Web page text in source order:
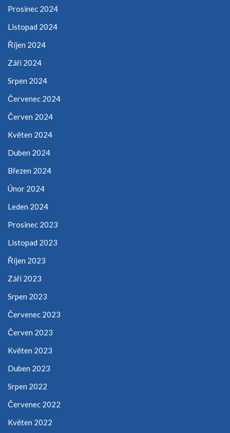
Prosinec 2024
Listopad 2024
Říjen 2024
Září 2024
Srpen 2024
Červenec 2024
Červen 2024
Květen 2024
Duben 2024
Březen 2024
Únor 2024
Leden 2024
Prosinec 2023
Listopad 2023
Říjen 2023
Září 2023
Srpen 2023
Červenec 2023
Červen 2023
Květen 2023
Duben 2023
Srpen 2022
Červenec 2022
Květen 2022